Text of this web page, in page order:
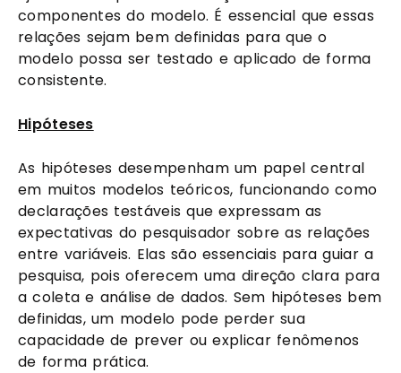
componentes do modelo. É essencial que essas
relações sejam bem definidas para que o
modelo possa ser testado e aplicado de forma
consistente.
Hipóteses
As hipóteses desempenham um papel central
em muitos modelos teóricos, funcionando como
declarações testáveis que expressam as
expectativas do pesquisador sobre as relações
entre variáveis. Elas são essenciais para guiar a
pesquisa, pois oferecem uma direção clara para
a coleta e análise de dados. Sem hipóteses bem
definidas, um modelo pode perder sua
capacidade de prever ou explicar fenômenos
de forma prática.